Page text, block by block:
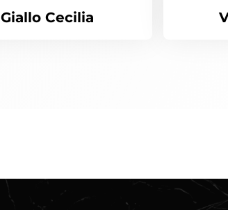
Giallo Cecilia